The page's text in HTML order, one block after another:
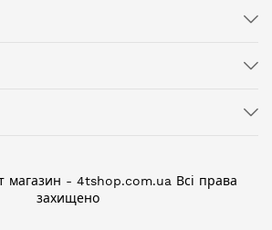
магазин - 4tshop.com.ua Всі права
захищено